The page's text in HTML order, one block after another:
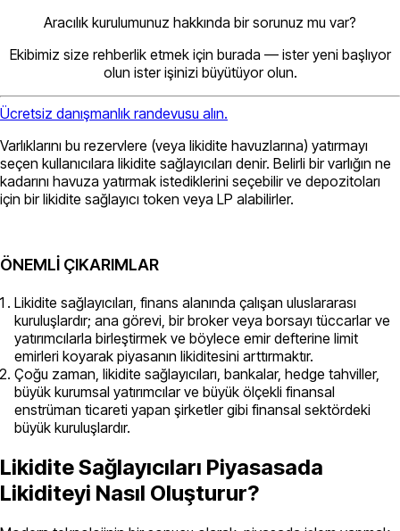
Aracılık kurulumunuz hakkında bir sorunuz mu var?
Ekibimiz size rehberlik etmek için burada — ister yeni başlıyor
olun ister işinizi büyütüyor olun.
Ücretsiz danışmanlık randevusu alın.
Varlıklarını bu rezervlere (veya likidite havuzlarına) yatırmayı
seçen kullanıcılara likidite sağlayıcıları denir. Belirli bir varlığın ne
kadarını havuza yatırmak istediklerini seçebilir ve depozitoları
için bir likidite sağlayıcı token veya LP alabilirler.
ÖNEMLİ ÇIKARIMLAR
Likidite sağlayıcıları, finans alanında çalışan uluslararası
kuruluşlardır; ana görevi, bir broker veya borsayı tüccarlar ve
yatırımcılarla birleştirmek ve böylece emir defterine limit
emirleri koyarak piyasanın likiditesini arttırmaktır.
Çoğu zaman, likidite sağlayıcıları, bankalar, hedge tahviller,
büyük kurumsal yatırımcılar ve büyük ölçekli finansal
enstrüman ticareti yapan şirketler gibi finansal sektördeki
büyük kuruluşlardır.
Likidite Sağlayıcıları Piyasasada
Likiditeyi Nasıl Oluşturur?